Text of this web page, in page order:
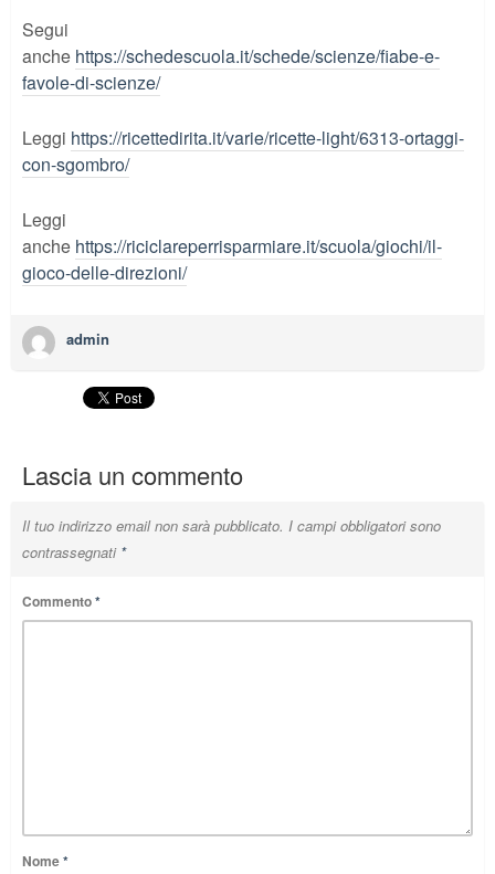
Segui
anche https://schedescuola.it/schede/scienze/fiabe-e-
favole-di-scienze/
Leggi https://ricettedirita.it/varie/ricette-light/6313-ortaggi-
con-sgombro/
Leggi
anche https://riciclareperrisparmiare.it/scuola/giochi/il-
gioco-delle-direzioni/
admin
Lascia un commento
Il tuo indirizzo email non sarà pubblicato. I campi obbligatori sono
contrassegnati *
Commento*
Nome*